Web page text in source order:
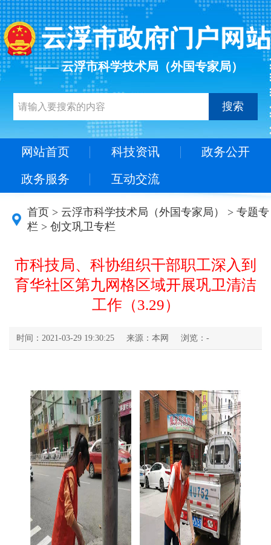
—— 云浮市科学技术局（外国专家局）
搜索
网站首页 科技资讯 政务公开
政务服务 互动交流
首页 > 云浮市科学技术局（外国专家局） > 专题专
栏 > 创文巩卫专栏
市科技局、科协组织干部职工深入到
育华社区第九网格区域开展巩卫清洁
工作（3.29）
时间：2021-03-29 19:30:25 来源：本网 浏览： -